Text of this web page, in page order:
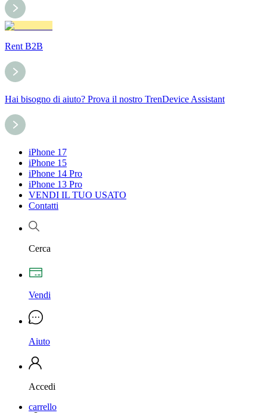
Rent B2B
Hai bisogno di aiuto? Prova il nostro TrenDevice Assistant
iPhone 17
iPhone 15
iPhone 14 Pro
iPhone 13 Pro
VENDI IL TUO USATO
Contatti
Cerca
Vendi
Aiuto
Accedi
carrello